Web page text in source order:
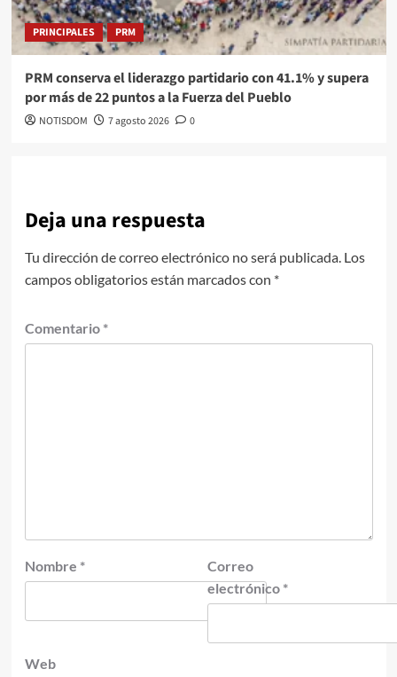
PRINCIPALES PRM
PRM conserva el liderazgo partidario con 41.1% y supera
por más de 22 puntos a la Fuerza del Pueblo
NOTISDOM 7 agosto 2026 0
Deja una respuesta
Tu dirección de correo electrónico no será publicada. Los
campos obligatorios están marcados con *
Comentario *
Nombre *
Correo
electrónico *
Web